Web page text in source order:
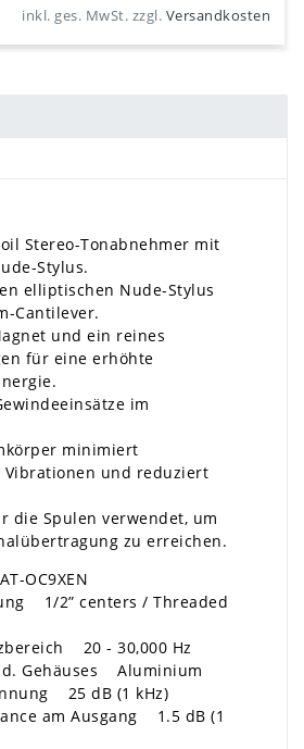
inkl. ges. MwSt. zzgl. Versandkosten
Stereo-Tonabnehmer mit
Stylus.
elliptischen Nude-Stylus
Cantilever.
und ein reines
für eine erhöhte
im
minimiert
Vibrationen und reduziert
die Spulen verwendet, um
zu erreichen.
OC9XEN
1/2” centers / Threaded
20 - 30,000 Hz
Gehäuses Aluminium
25 dB (1 kHz)
am Ausgang 1.5 dB (1